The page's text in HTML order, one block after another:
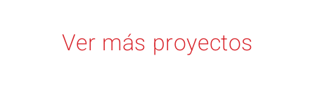
Ver más proyectos